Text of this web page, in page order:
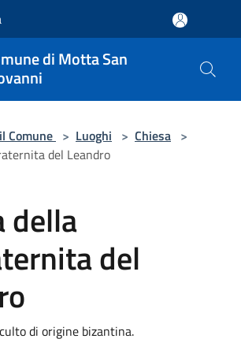
di Motta San
Comune > Luoghi > Chiesa >
del Leandro
della
del
di origine bizantina.